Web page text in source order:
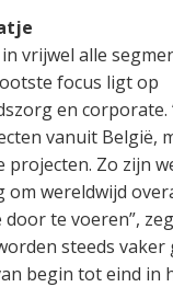
vrijwel alle
focus ligt op
en corporate.
vanuit België,
projecten. Zo zijn
om wereldwijd
te voeren”,
steeds vaker
begin tot eind in